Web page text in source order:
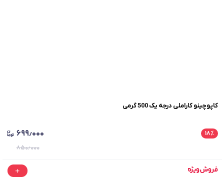
کاپوچینو کاراملی درجه یک 500 گرمی
۱۸٪ ۶۹۹٫۰۰۰
۸۵۰٫۰۰۰